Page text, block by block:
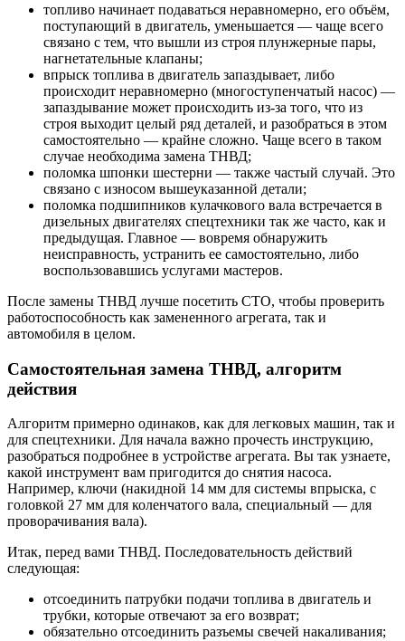
топливо начинает подаваться неравномерно, его объём,
поступающий в двигатель, уменьшается — чаще всего
связано с тем, что вышли из строя плунжерные пары,
нагнетательные клапаны;
впрыск топлива в двигатель запаздывает, либо
происходит неравномерно (многоступенчатый насос) —
запаздывание может происходить из-за того, что из
строя выходит целый ряд деталей, и разобраться в этом
самостоятельно — крайне сложно. Чаще всего в таком
случае необходима замена ТНВД;
поломка шпонки шестерни — также частый случай. Это
связано с износом вышеуказанной детали;
поломка подшипников кулачкового вала встречается в
дизельных двигателях спецтехники так же часто, как и
предыдущая. Главное — вовремя обнаружить
неисправность, устранить ее самостоятельно, либо
воспользовавшись услугами мастеров.
После замены ТНВД лучше посетить СТО, чтобы проверить
работоспособность как замененного агрегата, так и
автомобиля в целом.
Самостоятельная замена ТНВД, алгоритм
действия
Алгоритм примерно одинаков, как для легковых машин, так и
для спецтехники. Для начала важно прочесть инструкцию,
разобраться подробнее в устройстве агрегата. Вы так узнаете,
какой инструмент вам пригодится до снятия насоса.
Например, ключи (накидной 14 мм для системы впрыска, с
головкой 27 мм для коленчатого вала, специальный — для
проворачивания вала).
Итак, перед вами ТНВД. Последовательность действий
следующая:
отсоединить патрубки подачи топлива в двигатель и
трубки, которые отвечают за его возврат;
обязательно отсоединить разъемы свечей накаливания;